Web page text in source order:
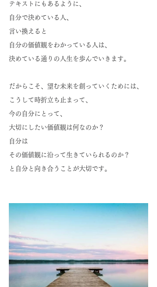
テキストにもあるように、
自分で決めている人、
言い換えると
自分の価値観をわかっている人は、
決めている通りの人生を歩んでいきます。
だからこそ、望む未来を創っていくためには、
こうして時折立ち止まって、
今の自分にとって、
大切にしたい価値観は何なのか？
自分は
その価値観に沿って生きていられるのか？
と自分と向き合うことが大切です。